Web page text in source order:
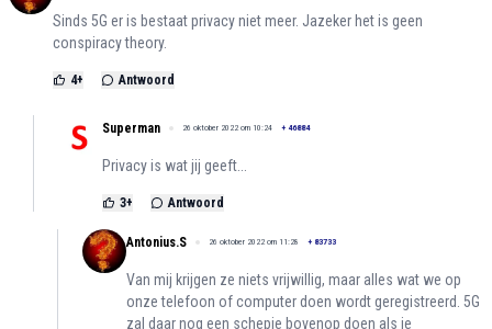
Sinds 5G er is bestaat privacy niet meer. Jazeker het is geen
conspiracy theory.
4+ Antwoord
Superman 26 oktober 2022 om 10:24 + 46884
Privacy is wat jij geeft...
3+ Antwoord
Antonius.S 26 oktober 2022 om 11:28 + 83733
Van mij krijgen ze niets vrijwillig, maar alles wat we op
onze telefoon of computer doen wordt geregistreerd. 5G
zal daar nog een schepje bovenop doen als je